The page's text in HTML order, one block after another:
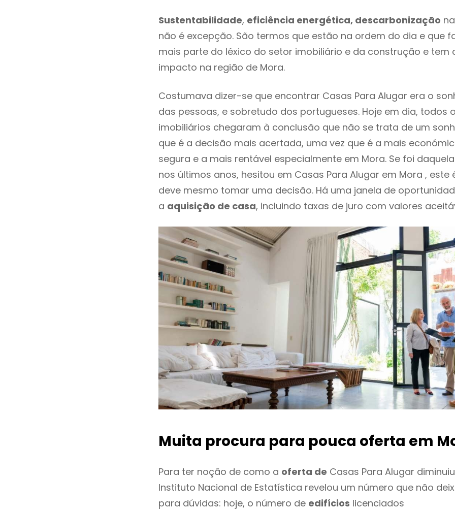
Sustentabilidade, eficiência energética, descarbonização
não é excepção. São termos que estão na ordem do dia e que
mais parte do léxico do setor imobiliário e da construção e tem
impacto na região de Mora.
Costumava dizer-se que encontrar Casas Para Alugar era o
das pessoas, e sobretudo dos portugueses. Hoje em dia, todos
imobiliários chegaram à conclusão que não se trata de um
que é a decisão mais acertada, uma vez que é a mais
segura e a mais rentável especialmente em Mora. Se foi
nos últimos anos, hesitou em Casas Para Alugar em Mora , este
deve mesmo tomar uma decisão. Há uma janela de
a aquisição de casa, incluindo taxas de juro com valores
Muita procura para pouca oferta em
Para ter noção de como a oferta de Casas Para Alugar
Instituto Nacional de Estatística revelou um número que não
para dúvidas: hoje, o número de edifícios licenciados